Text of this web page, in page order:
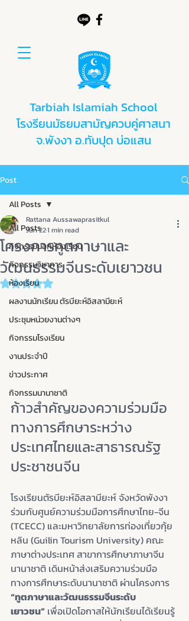
Tarbiah Islamiah School
โรงรียนมัธยมสามัญควบคู่ศาสนา
จ.พังงา อ.ทับปุด บ่อแสน
Post
All Posts
กิจกรรมนอกห้องเรียน
กิจกรรมวิชาการ
ห้องเรียน
ผลงานนักเรียน ตัรบียะห์อิสลามียะห์
ประชุมหน่วยงานต่างๆ
กิจกรรมโรงเรียน
งานประจำปี
ข่าวประกาศ
กิจกรรมนานาชาติ
All Posts
โครงการทูตภาษาและ
วัฒนธรรมจีนระดับเยาวชน
Rattana Aussawaprasitkul
Jun 221 min read
Rated NaN out of 5 stars.
ก้าวสำคัญของความร่วมมือ
ทางการศึกษาระหว่าง
ประเทศไทยและสาธารณรัฐ
ประชาชนจีน
โรงเรียนตัรบียะห์อิสลามียะห์ จังหวัดพังงา
ร่วมกับศูนย์ความร่วมมือการศึกษาไทย-จีน
(TCECC) และมหาวิทยาลัยการท่องเที่ยวกุ้ย
หลิน (Guilin Tourism University) คณะ
ภาษาต่างประเทศ สาขาการศึกษาภาษาจีน
นานาชาติ เดินหน้าส่งเสริมความร่วมมือ
ทางการศึกษาระดับนานาชาติ ผ่านโครงการ
“ทูตภาษาและวัฒนธรรมจีนระดับ
เยาวชน” เพื่อเปิดโอกาสให้นักเรียนได้เรียนรู้